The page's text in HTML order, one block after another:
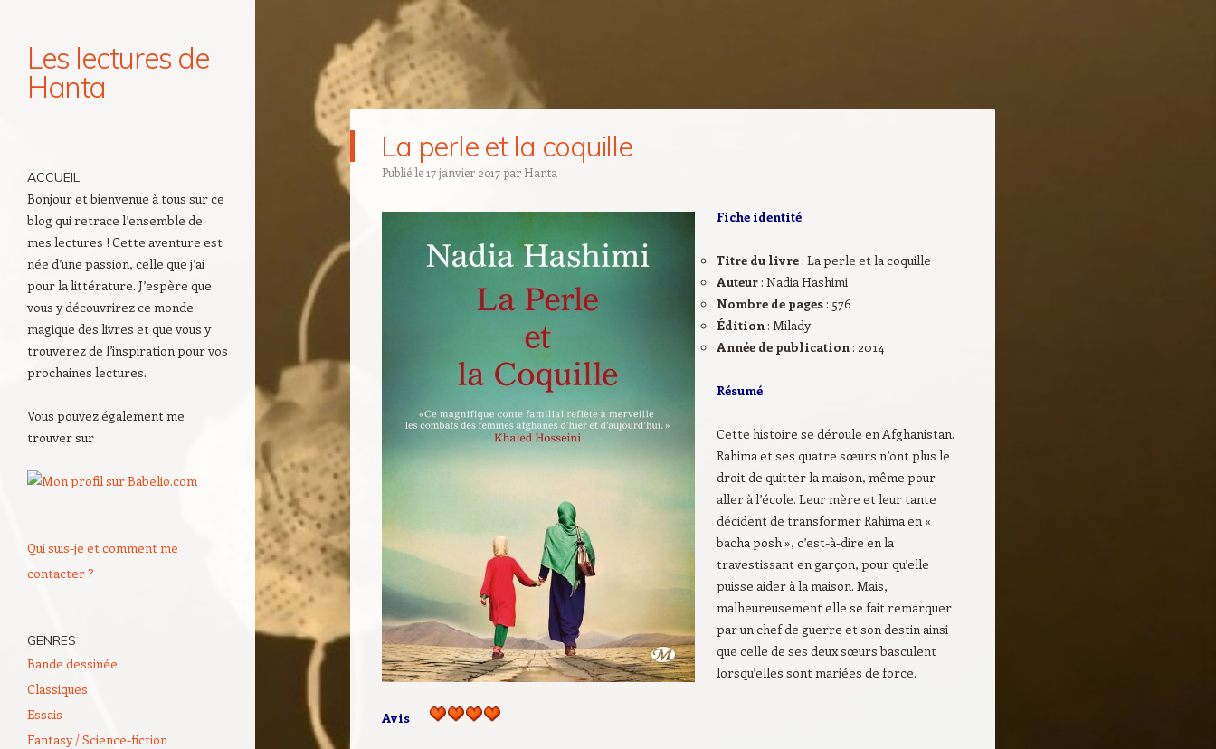
Les lectures de
Hanta
La perle et la coquille
Publié le17 janvier 2017 par Hanta
Fiche identité
Titre du livre: La perle et la coquille
Auteur: Nadia Hashimi
Nombre de pages: 576
Édition: Milady
Année de publication: 2014
Résumé
Cette histoire se déroule en Afghanistan.
Rahima et ses quatre sœurs n’ont plus le
droit de quitter la maison, même pour
aller à l’école. Leur mère et leur tante
décident de transformer Rahima en «
bacha posh », c’est-à-dire en la
travestissant en garçon, pour qu’elle
puisse aider à la maison. Mais,
malheureusement elle se fait remarquer
par un chef de guerre et son destin ainsi
que celle de ses deux sœurs basculent
lorsqu’elles sont mariées de force.
Avis
ACCUEIL
Bonjour et bienvenue à tous sur ce
blog qui retrace l’ensemble de
mes lectures ! Cette aventure est
née d’une passion, celle que j’ai
pour la littérature. J’espère que
vous y découvrirez ce monde
magique des livres et que vous y
trouverez de l’inspiration pour vos
prochaines lectures.
Vous pouvez également me
trouver sur
Qui suis-je et comment me
contacter ?
GENRES
Bande dessinée
Classiques
Essais
Fantasy / Science-fiction